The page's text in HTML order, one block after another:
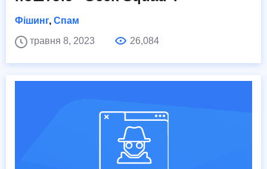
Фішинг, Спам
травня 8, 2023
26,084